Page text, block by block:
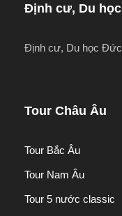
Định cư, Du học
Định cư, Du học Đức
Tour Châu Âu
Tour Bắc Âu
Tour Nam Âu
Tour 5 nước classic